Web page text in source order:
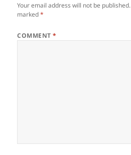
Your email address will not be published.
marked*
COMMENT*